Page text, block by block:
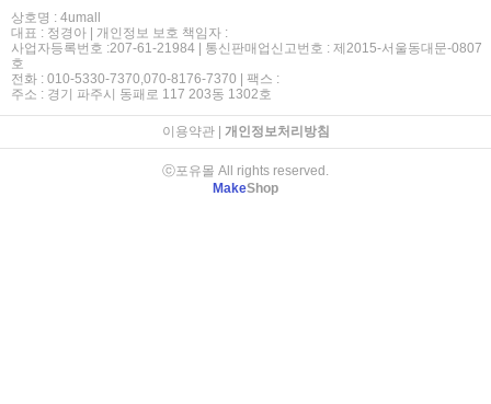
상호명 : 4umall
대표 : 정경아 | 개인정보 보호 책임자 :
사업자등록번호 :207-61-21984 | 통신판매업신고번호 : 제2015-서울동대문-0807
호
전화 : 010-5330-7370,070-8176-7370 | 팩스 :
주소 : 경기 파주시 동패로 117 203동 1302호
이용약관| 개인정보처리방침
ⓒ포유몰 All rights reserved.
MakeShop